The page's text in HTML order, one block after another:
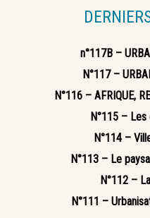
n°117B –
N°117 –
N°116 – AFRIQUE,
N°115 – Les
N°114 –
N°113 – Le
N°112 –
N°111 –